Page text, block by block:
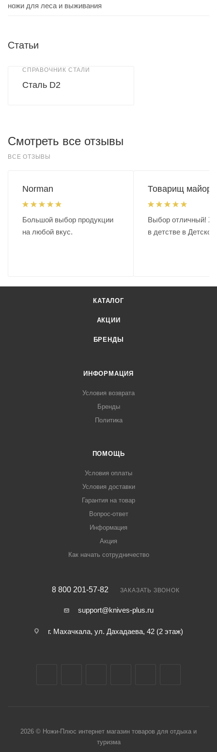
ножи для леса и выживания
Статьи
СПРАВОЧНИК СТАЛИ
Сталь D2
Смотреть все отзывы
ВСЕ ОТЗЫВЫ
Norman
Большой выбор продукции
на любой вкус.
Товарищ майор.
Выбор отличный!
в детстве в
КАТАЛОГ
АКЦИИ
БРЕНДЫ
ИНФОРМАЦИЯ
Условия возврата
Бренды
Политика
ПОМОЩЬ
Условия оплаты
Условия доставки
Гарантия на товар
Вопрос-ответ
Информация
Акция
Как начать сотрудничество
8 800 201-57-82 ЗАКАЗАТЬ ЗВОНОК
support@knives-plus.ru
г. Махачкала, ул. Дахадаева, 42 (2 этаж)
2026 © Ножи-Плюс интернет магазин товаров для отдыха и
туризма